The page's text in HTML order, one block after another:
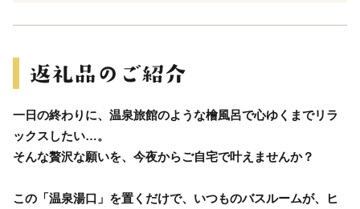
一日の終わりに、温泉旅館のような檜風呂で心ゆくまでリラ
ックスしたい…。
そんな贅沢な願いを、今夜からご自宅で叶えませんか？
この「温泉湯口」を置くだけで、いつものバスルームが、ヒ